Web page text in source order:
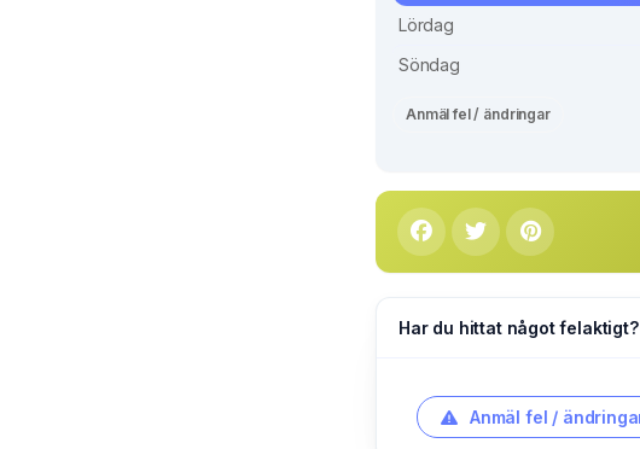
Lördag
Söndag
Anmäl fel / ändringar
Har du hittat något felaktigt?
Anmäl fel /